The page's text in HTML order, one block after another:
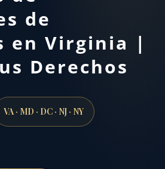
de
en Virginia |
Derechos
VA · MD · DC · NJ · NY